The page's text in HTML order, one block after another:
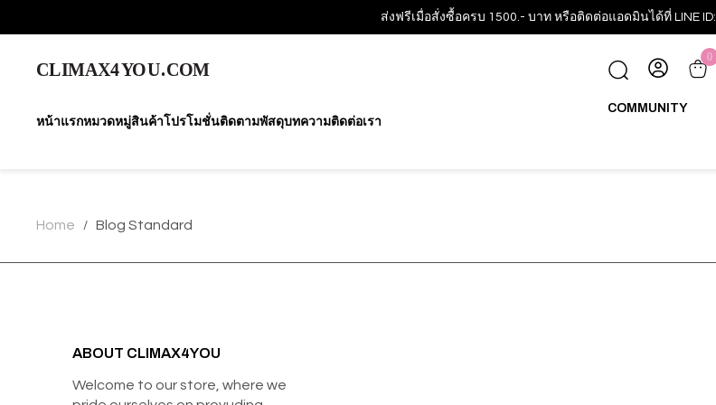
ส่งฟรีเมื่อสั่งซื้อครบ 1500.- บาท หรือติดต่อแอดมินได้ที่ LINE ID:
0
หน้าแรกหมวดหมู่สินค้า โปรโมชั่นติดตามพัสดุบทความติดต่อเรา
COMMUNITY
Home / Blog Standard
ABOUT CLIMAX4YOU
Welcome to our store, where we